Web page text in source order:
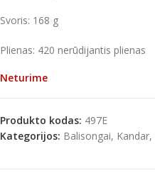
Svoris: 168 g
Plienas: 420 nerūdijantis plienas
Neturime
Produkto kodas: 497E
Kategorijos: Balisongai, Kandar,